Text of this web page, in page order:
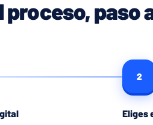
paso
2
Eliges